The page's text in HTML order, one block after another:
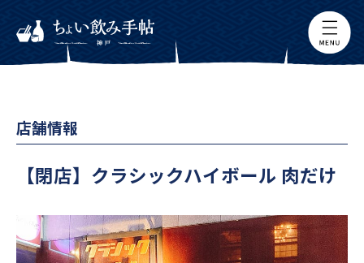
店舗情報
【閉店】クラシックハイボール 肉だけ